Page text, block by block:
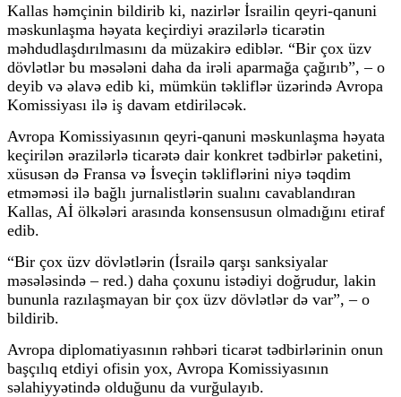
Kallas həmçinin bildirib ki, nazirlər İsrailin qeyri-qanuni
məskunlaşma həyata keçirdiyi ərazilərlə ticarətin
məhdudlaşdırılmasını da müzakirə ediblər. “Bir çox üzv
dövlətlər bu məsələni daha da irəli aparmağa çağırıb”, – o
deyib və əlavə edib ki, mümkün təkliflər üzərində Avropa
Komissiyası ilə iş davam etdiriləcək.
Avropa Komissiyasının qeyri-qanuni məskunlaşma həyata
keçirilən ərazilərlə ticarətə dair konkret tədbirlər paketini,
xüsusən də Fransa və İsveçin təkliflərini niyə təqdim
etməməsi ilə bağlı jurnalistlərin sualını cavablandıran
Kallas, Aİ ölkələri arasında konsensusun olmadığını etiraf
edib.
“Bir çox üzv dövlətlərin (İsrailə qarşı sanksiyalar
məsələsində – red.) daha çoxunu istədiyi doğrudur, lakin
bununla razılaşmayan bir çox üzv dövlətlər də var”, – o
bildirib.
Avropa diplomatiyasının rəhbəri ticarət tədbirlərinin onun
başçılıq etdiyi ofisin yox, Avropa Komissiyasının
səlahiyyətində olduğunu da vurğulayıb.